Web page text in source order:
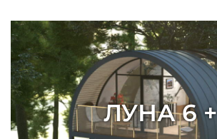
ЛУНА 6 +